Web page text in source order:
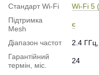
Стандарт Wi-Fi
Wi-Fi 5
Підтримка
Mesh
є
Діапазон частот
2.4
Гарантійний
термін, міс.
24